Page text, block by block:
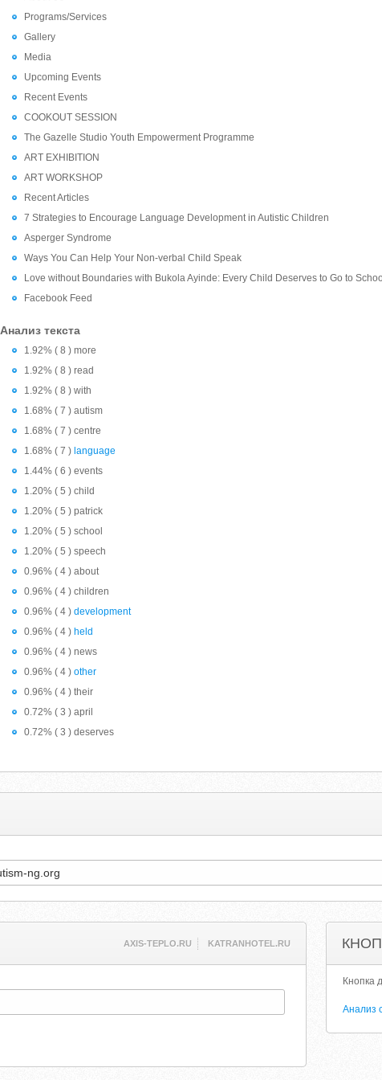
Programs/Services
Gallery
Media
Upcoming Events
Recent Events
COOKOUT SESSION
The Gazelle Studio Youth Empowerment Programme
ART EXHIBITION
ART WORKSHOP
Recent Articles
7 Strategies to Encourage Language Development in Autistic Children
Asperger Syndrome
Ways You Can Help Your Non-verbal Child Speak
Love without Boundaries with Bukola Ayinde: Every Child Deserves to Go to School
Facebook Feed
Анализ текста
1.92% ( 8 ) more
1.92% ( 8 ) read
1.92% ( 8 ) with
1.68% ( 7 ) autism
1.68% ( 7 ) centre
1.68% ( 7 ) language
1.44% ( 6 ) events
1.20% ( 5 ) child
1.20% ( 5 ) patrick
1.20% ( 5 ) school
1.20% ( 5 ) speech
0.96% ( 4 ) about
0.96% ( 4 ) children
0.96% ( 4 )development
0.96% ( 4 ) held
0.96% ( 4 ) news
0.96% ( 4 )other
0.96% ( 4 ) their
0.72% ( 3 ) april
0.72% ( 3 ) deserves
AXIS-TEPLO.RU KATRANHOTEL.RU
Кнопка
Анализ